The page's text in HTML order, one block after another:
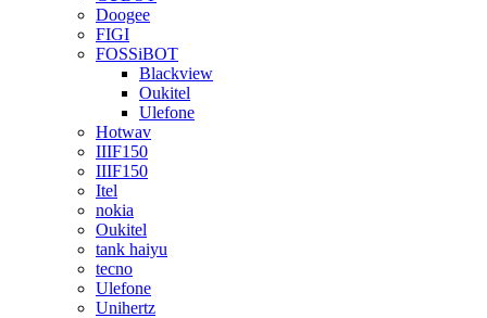
Doogee
FIGI
FOSSiBOT
Blackview
Oukitel
Ulefone
Hotwav
IIIF150
IIIF150
Itel
nokia
Oukitel
tank haiyu
tecno
Ulefone
Unihertz